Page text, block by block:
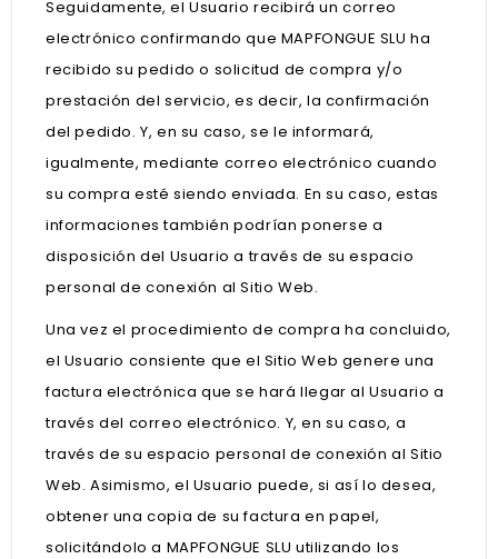
Seguidamente, el Usuario recibirá un correo
electrónico confirmando que MAPFONGUE SLU ha
recibido su pedido o solicitud de compra y/o
prestación del servicio, es decir, la confirmación
del pedido. Y, en su caso, se le informará,
igualmente, mediante correo electrónico cuando
su compra esté siendo enviada. En su caso, estas
informaciones también podrían ponerse a
disposición del Usuario a través de su espacio
personal de conexión al Sitio Web.
Una vez el procedimiento de compra ha concluido,
el Usuario consiente que el Sitio Web genere una
factura electrónica que se hará llegar al Usuario a
través del correo electrónico. Y, en su caso, a
través de su espacio personal de conexión al Sitio
Web. Asimismo, el Usuario puede, si así lo desea,
obtener una copia de su factura en papel,
solicitándolo a MAPFONGUE SLU utilizando los